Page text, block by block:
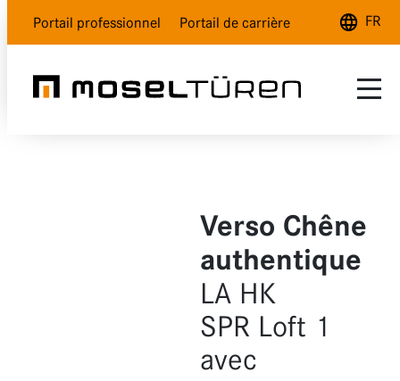
Portail professionnel Portail de carrière FR
Verso Chêne
authentique
LA HK
SPR Loft 1
avec